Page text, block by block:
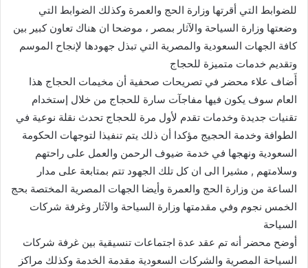
للضوابط التي أقرتها وزارة الحج والعمرة وكذلك الضوابط التي
وضعتها وزارة السياحة والآثار بمصر ، موضحا ان هناك تعاون كبير بين
كافة الجهات السعودية والمصرية التي تبذل جهودها لإنجاح الموسم
وتقديم خدمات متميزة للحجاج
أَضاف علاء محضر في تصريحات صحفية أن مخيمات الحجاج هذا
العام سوف يكون فيها مفاجآت سارة للحجاج من خلال إستخدام
تقنيات جديدة وخدمات تقدم لأول مرة للحجاج تحدث نقلة نوعية في
الطوافة وخدمة الحجيج مؤكدا أن ذلك يتم تنفيذا لتوجهات الحكومة
السعودية ونهجها في خدمة ضيوف الرحمن والعمل على راحتهم
وسلامتهم , مشيرا الى ان كل تلك الجهود تتم بمتابعة على مدار
الساعة من وزارة الحج والعمرة وأيضا الجهات المصرية المختصة بحج
الخمس نجوم وفي مقدمتها وزارة السياحة والآثار وغرفة شركات
السياحة
أوضح محضر أنه تم عقد عدة اجتماعات تنسيقية بين غرفة شركات
السياحة المصرية والشركات السعودية مقدمة الخدمة وكذلك مراكز